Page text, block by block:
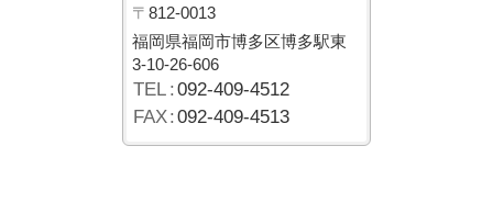
〒 812-0013
福岡県福岡市博多区博多駅東
3-10-26-606
TEL :092-409-4512
FAX:092-409-4513